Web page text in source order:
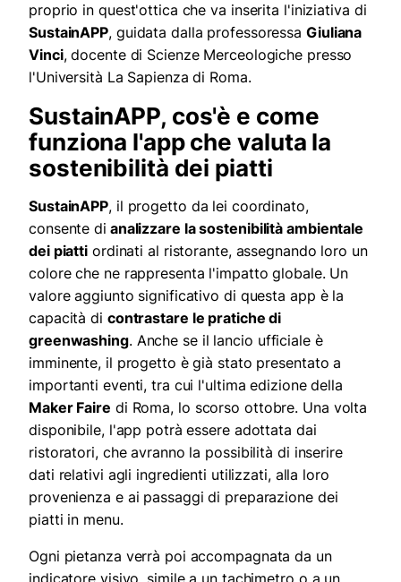
proprio in quest'ottica che va inserita l'iniziativa di
SustainAPP, guidata dalla professoressa Giuliana
Vinci, docente di Scienze Merceologiche presso
l'Università La Sapienza di Roma.
SustainAPP, cos'è e come
funziona l'app che valuta la
sostenibilità dei piatti
SustainAPP, il progetto da lei coordinato,
consente di analizzare la sostenibilità ambientale
dei piatti ordinati al ristorante, assegnando loro un
colore che ne rappresenta l'impatto globale. Un
valore aggiunto significativo di questa app è la
capacità di contrastare le pratiche di
greenwashing. Anche se il lancio ufficiale è
imminente, il progetto è già stato presentato a
importanti eventi, tra cui l'ultima edizione della
Maker Faire di Roma, lo scorso ottobre. Una volta
disponibile, l'app potrà essere adottata dai
ristoratori, che avranno la possibilità di inserire
dati relativi agli ingredienti utilizzati, alla loro
provenienza e ai passaggi di preparazione dei
piatti in menu.
Ogni pietanza verrà poi accompagnata da un